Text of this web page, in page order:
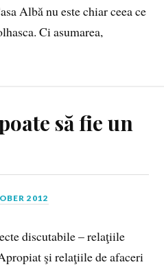
Albă nu este chiar ceea ce
Ci asumarea,
să fie un
2012
discutabile – relaţiile
şi relaţiile de afaceri